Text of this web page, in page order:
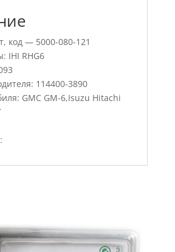
код — 5000-080-121
IHI RHG6
114400-3890
GMC GM-6,Isuzu Hitachi